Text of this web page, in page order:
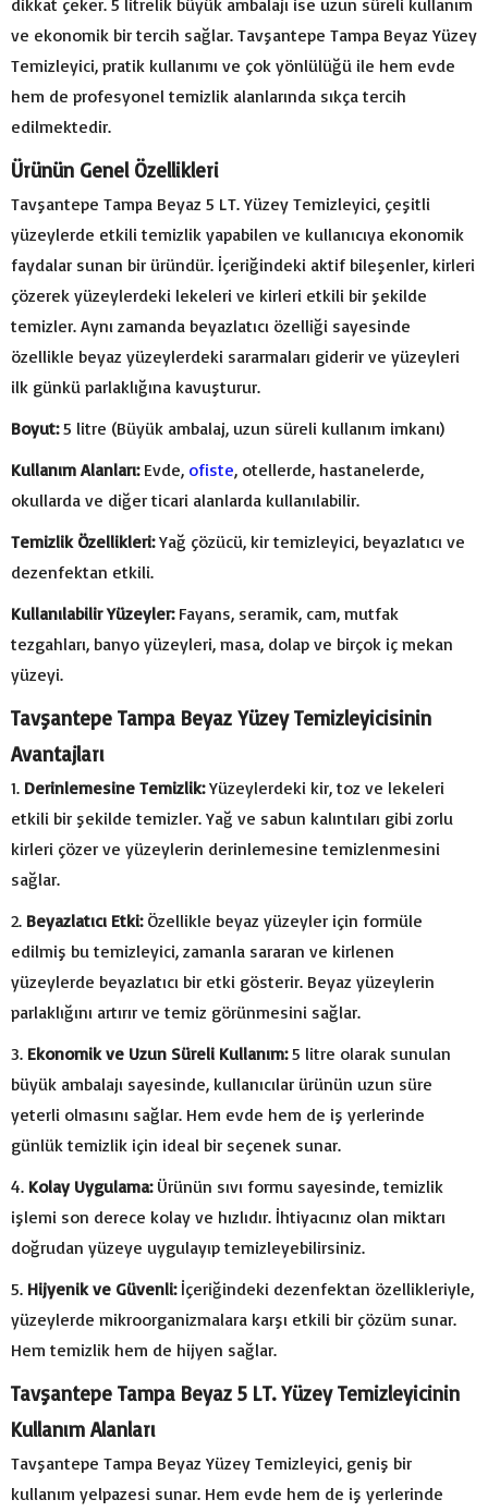
ve ekonomik bir tercih sağlar. Tavşantepe Tampa Beyaz Yüzey
Temizleyici, pratik kullanımı ve çok yönlülüğü ile hem evde
hem de profesyonel temizlik alanlarında sıkça tercih
edilmektedir.
Ürünün Genel Özellikleri
Tavşantepe Tampa Beyaz 5 LT. Yüzey Temizleyici, çeşitli
yüzeylerde etkili temizlik yapabilen ve kullanıcıya ekonomik
faydalar sunan bir üründür. İçeriğindeki aktif bileşenler, kirleri
çözerek yüzeylerdeki lekeleri ve kirleri etkili bir şekilde
temizler. Aynı zamanda beyazlatıcı özelliği sayesinde
özellikle beyaz yüzeylerdeki sararmaları giderir ve yüzeyleri
ilk günkü parlaklığına kavuşturur.
Boyut:5 litre (Büyük ambalaj, uzun süreli kullanım imkanı)
Kullanım Alanları:Evde, ofiste, otellerde, hastanelerde,
okullarda ve diğer ticari alanlarda kullanılabilir.
Temizlik Özellikleri:Yağ çözücü, kir temizleyici, beyazlatıcı ve
dezenfektan etkili.
Kullanılabilir Yüzeyler:Fayans, seramik, cam, mutfak
tezgahları, banyo yüzeyleri, masa, dolap ve birçok iç mekan
yüzeyi.
Tavşantepe Tampa Beyaz Yüzey Temizleyicisinin
Avantajları
Derinlemesine Temizlik:Yüzeylerdeki kir, toz ve lekeleri
etkili bir şekilde temizler. Yağ ve sabun kalıntıları gibi zorlu
kirleri çözer ve yüzeylerin derinlemesine temizlenmesini
sağlar.
Beyazlatıcı Etki:Özellikle beyaz yüzeyler için formüle
edilmiş bu temizleyici, zamanla sararan ve kirlenen
yüzeylerde beyazlatıcı bir etki gösterir. Beyaz yüzeylerin
parlaklığını artırır ve temiz görünmesini sağlar.
Ekonomik ve Uzun Süreli Kullanım:5 litre olarak sunulan
büyük ambalajı sayesinde, kullanıcılar ürünün uzun süre
yeterli olmasını sağlar. Hem evde hem de iş yerlerinde
günlük temizlik için ideal bir seçenek sunar.
Kolay Uygulama:Ürünün sıvı formu sayesinde, temizlik
işlemi son derece kolay ve hızlıdır. İhtiyacınız olan miktarı
doğrudan yüzeye uygulayıp temizleyebilirsiniz.
Hijyenik ve Güvenli:İçeriğindeki dezenfektan özellikleriyle,
yüzeylerde mikroorganizmalara karşı etkili bir çözüm sunar.
Hem temizlik hem de hijyen sağlar.
Tavşantepe Tampa Beyaz 5 LT. Yüzey Temizleyicinin
Kullanım Alanları
Tavşantepe Tampa Beyaz Yüzey Temizleyici, geniş bir
kullanım yelpazesi sunar. Hem evde hem de iş yerlerinde